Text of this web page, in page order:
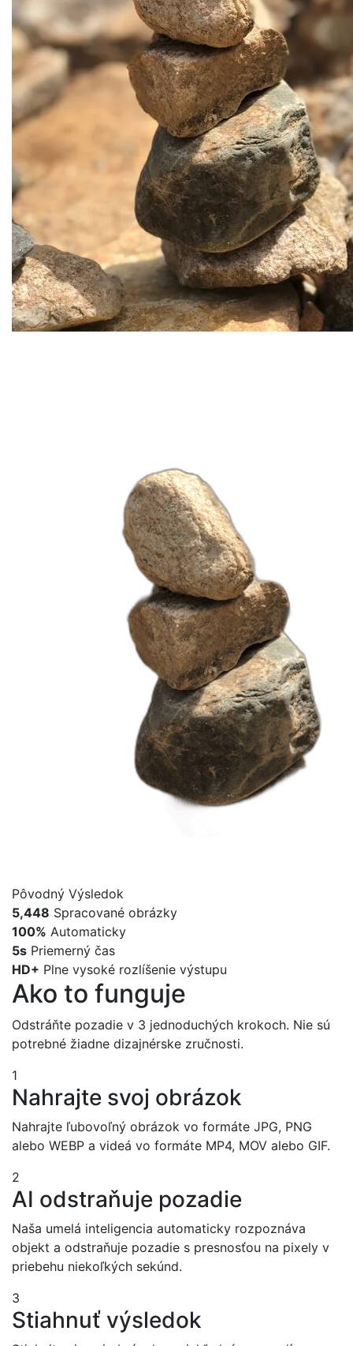
Pôvodný Výsledok
5,448 Spracované obrázky
100% Automaticky
5s Priemerný čas
HD+ Plne vysoké rozlíšenie výstupu
Ako to funguje
Odstráňte pozadie v 3 jednoduchých krokoch. Nie sú
potrebné žiadne dizajnérske zručnosti.
1
Nahrajte svoj obrázok
Nahrajte ľubovoľný obrázok vo formáte JPG, PNG
alebo WEBP a videá vo formáte MP4, MOV alebo GIF.
2
AI odstraňuje pozadie
Naša umelá inteligencia automaticky rozpoznáva
objekt a odstraňuje pozadie s presnosťou na pixely v
priebehu niekoľkých sekúnd.
3
Stiahnuť výsledok